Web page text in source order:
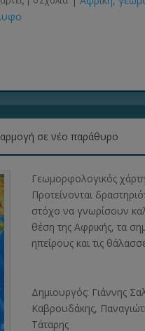
σε νέο παράθυρο
Γεωμορφολογικός
Προτείνονται
στόχο να γνωρίσουν
θέση της Αφρικής, τα
ηπείρους και τις
Δημιουργός: Γιάννης
Καβρουδάκης,
Τάταρης